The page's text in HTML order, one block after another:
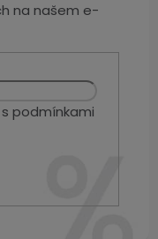
na našem e-
spodmínkami